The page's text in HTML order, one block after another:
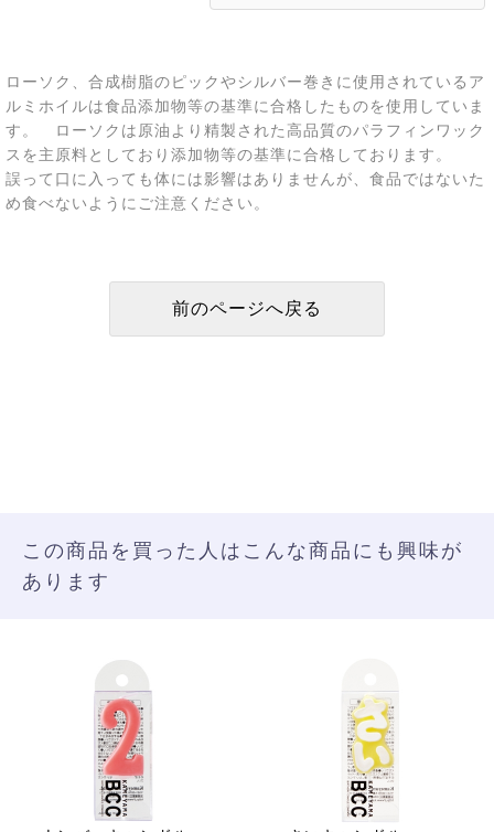
ローソク、合成樹脂のピックやシルバー巻きに使用されているア
ルミホイルは食品添加物等の基準に合格したものを使用していま
す。 ローソクは原油より精製された高品質のパラフィンワック
スを主原料としており添加物等の基準に合格しております。
誤って口に入っても体には影響はありませんが、食品ではないた
め食べないようにご注意ください。
この商品を買った人はこんな商品にも興味が
あります